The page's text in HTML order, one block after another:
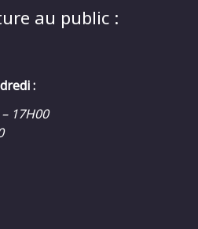
au public :
:
17H00